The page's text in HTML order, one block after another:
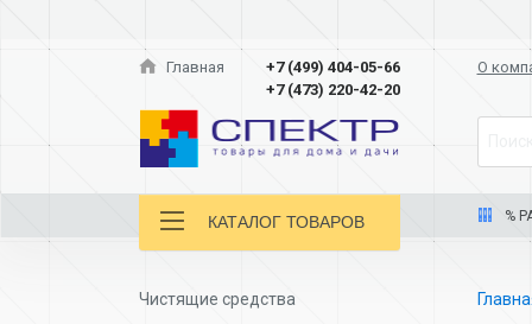
Главная
+7 (499) 404-05-66
+7 (473) 220-42-20
О
КАТАЛОГ ТОВАРОВ %
Чистящие средства